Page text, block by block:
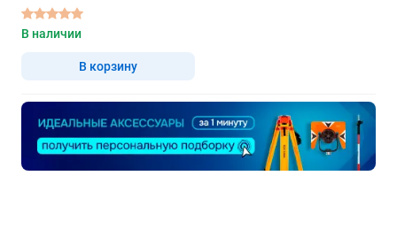
В наличии
В корзину